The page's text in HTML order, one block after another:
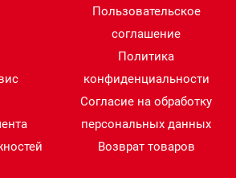
Пользовательское
соглашение
Политика
конфиденциальности
Согласие на обработку
персональных данных
Возврат товаров